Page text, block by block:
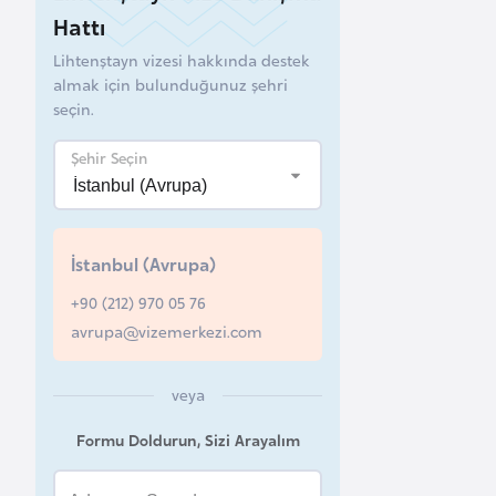
Hattı
Lihtenştayn vizesi hakkında destek
almak için bulunduğunuz şehri
seçin.
Şehir Seçin
İstanbul (Avrupa)
+90 (212) 970 05 76
avrupa@vizemerkezi.com
veya
Formu Doldurun, Sizi Arayalım
e
l
r
u
s
B
e
l
ç
i
a